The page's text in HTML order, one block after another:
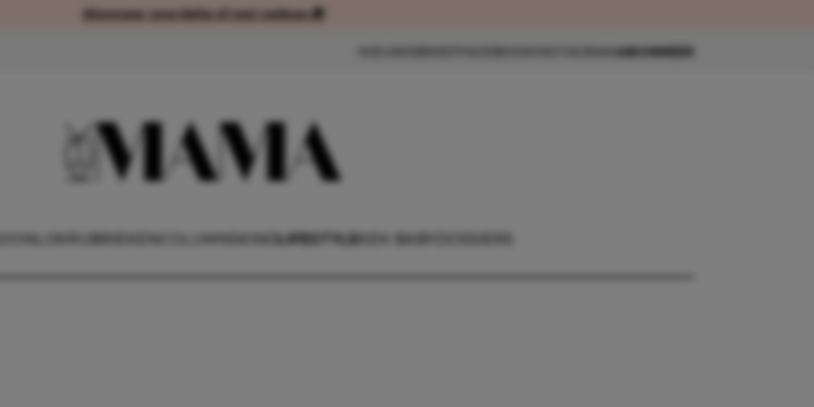
Abonneer voordelig of met cadeau 🎁Abonneer voordelig of met cadeau 🎁
ABONNEER